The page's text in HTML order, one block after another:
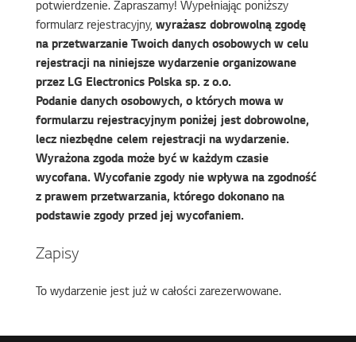
potwierdzenie. Zapraszamy! Wypełniając poniższy
formularz rejestracyjny, wyrażasz dobrowolną zgodę
na przetwarzanie Twoich danych osobowych w celu
rejestracji na niniejsze wydarzenie organizowane
przez LG Electronics Polska sp. z o.o.
Podanie danych osobowych, o których mowa w
formularzu rejestracyjnym poniżej jest dobrowolne,
lecz niezbędne celem rejestracji na wydarzenie.
Wyrażona zgoda może być w każdym czasie
wycofana. Wycofanie zgody nie wpływa na zgodność
z prawem przetwarzania, którego dokonano na
podstawie zgody przed jej wycofaniem.
Zapisy
To wydarzenie jest już w całości zarezerwowane.